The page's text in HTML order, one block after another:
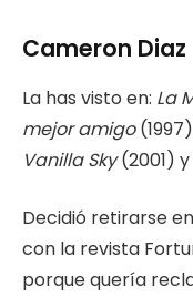
Cameron Diaz
La has visto en: La
mejor amigo
Vanilla Sky(2001) y
Decidió retirarse
con la revista
porque quería